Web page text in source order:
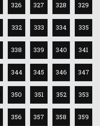
326 327 328 329
332 333 334 335
338 339 340 341
344 345 346 347
350 351 352 353
356 357 358 359